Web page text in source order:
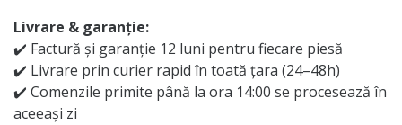
Livrare & garanție:
✔️ Factură și garanție 12 luni pentru fiecare piesă
✔️ Livrare prin curier rapid în toată țara (24–48h)
✔️ Comenzile primite până la ora 14:00 se procesează în
aceeași zi